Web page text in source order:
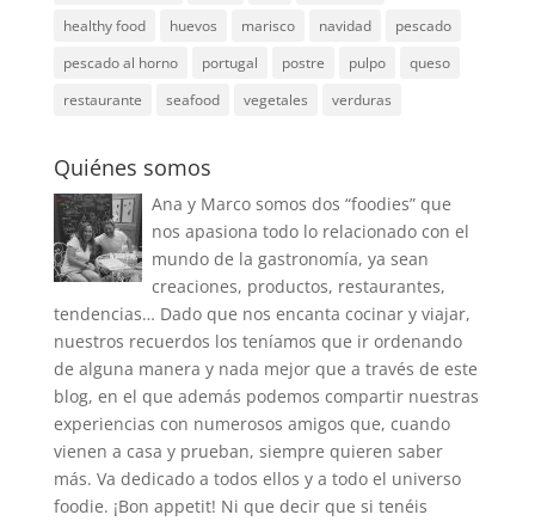
healthy food
huevos marisco navidad
pescado
pescado al horno
portugal postre pulpo
queso
restaurante
seafood vegetales verduras
Quiénes somos
Ana y Marco somos dos “foodies” que
nos apasiona todo lo relacionado con el
mundo de la gastronomía, ya sean
creaciones, productos, restaurantes,
tendencias… Dado que nos encanta cocinar y viajar,
nuestros recuerdos los teníamos que ir ordenando
de alguna manera y nada mejor que a través de este
blog, en el que además podemos compartir nuestras
experiencias con numerosos amigos que, cuando
vienen a casa y prueban, siempre quieren saber
más. Va dedicado a todos ellos y a todo el universo
foodie. ¡Bon appetit! Ni que decir que si tenéis